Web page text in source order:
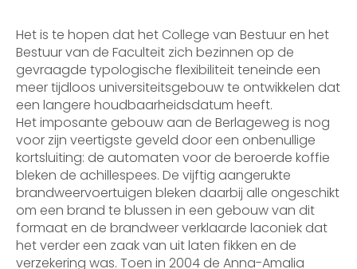
Het is te hopen dat het College van Bestuur en het
Bestuur van de Faculteit zich bezinnen op de
gevraagde typologische flexibiliteit teneinde een
meer tijdloos universiteitsgebouw te ontwikkelen dat
een langere houdbaarheidsdatum heeft.
Het imposante gebouw aan de Berlageweg is nog
voor zijn veertigste geveld door een onbenullige
kortsluiting: de automaten voor de beroerde koffie
bleken de achillespees. De vijftig aangerukte
brandweervoertuigen bleken daarbij alle ongeschikt
om een brand te blussen in een gebouw van dit
formaat en de brandweer verklaarde laconiek dat
het verder een zaak van uit laten fikken en de
verzekering was. Toen in 2004 de Anna-Amalia